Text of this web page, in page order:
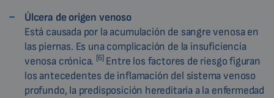
Úlcera de origen venoso
Está causada por la acumulación de sangre venosa en
las piernas. Es una complicación de la insuficiencia
venosa crónica. [6]Entre los factores de riesgo figuran
los antecedentes de inflamación del sistema venoso
profundo, la predisposición hereditaria a la enfermedad